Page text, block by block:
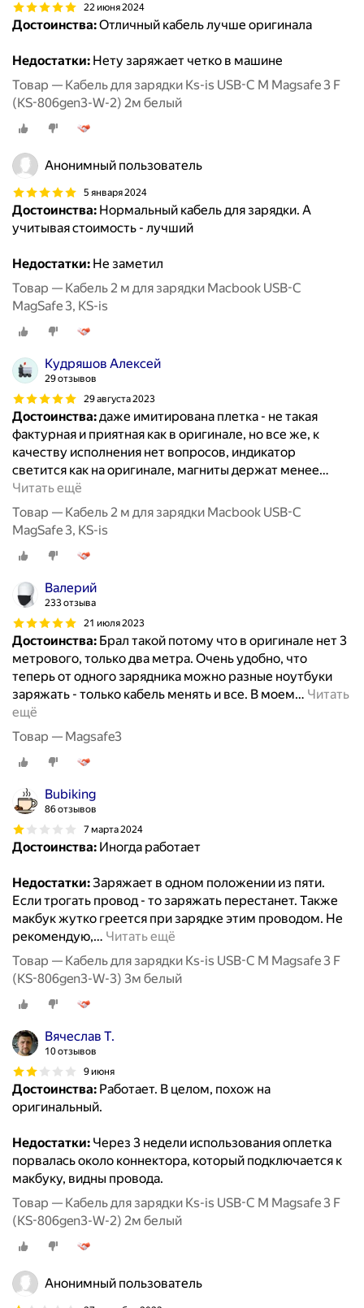
22 июня 2024
Достоинства:Отличный кабель лучше оригинала
Недостатки: Нету заряжает четко в машине
Товар — Кабель для зарядки Ks-is USB-C M Magsafe 3 F
(KS-806gen3-W-2) 2м белый
Анонимный пользователь
5 января 2024
Достоинства: Нормальный кабель для зарядки. А
учитывая стоимость - лучший
Недостатки: Не заметил
Товар — Кабель 2 м для зарядки Macbook USB-C
MagSafe 3, KS-is
Кудряшов Алексей
29 отзывов
29 августа 2023
Достоинства:даже имитирована плетка - не такая
фактурная и приятная как в оригинале, но все же, к
качеству исполнения нет вопросов, индикатор
светится как на оригинале, магниты держат менее…
Читать ещё
Товар — Кабель 2 м для зарядки Macbook USB-C
MagSafe 3, KS-is
Валерий
233 отзыва
21 июля 2023
Достоинства: Брал такой потому что в оригинале нет 3
метрового, только два метра. Очень удобно, что
теперь от одного зарядника можно разные ноутбуки
заряжать - только кабель менять и все. В моем… Читать
ещё
Товар — Magsafe3
Bubiking
86 отзывов
7 марта 2024
Достоинства: Иногда работает
Недостатки:Заряжает в одном положении из пяти.
Если трогать провод - то заряжать перестанет. Также
макбук жутко греется при зарядке этим проводом. Не
рекомендую,… Читать ещё
Товар — Кабель для зарядки Ks-is USB-C M Magsafe 3 F
(KS-806gen3-W-3) 3м белый
Вячеслав Т.
10 отзывов
9 июня
Достоинства: Работает. В целом, похож на
оригинальный.
Недостатки: Через 3 недели использования оплетка
порвалась около коннектора, который подключается к
макбуку, видны провода.
Товар — Кабель для зарядки Ks-is USB-C M Magsafe 3 F
(KS-806gen3-W-2) 2м белый
Анонимный пользователь